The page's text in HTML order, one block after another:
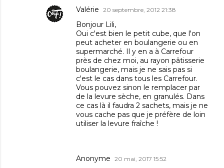
Valérie 20 septembre, 2012 21:38
Bonjour Lili,
Oui c'est bien le petit cube, que l'on
peut acheter en boulangerie ou en
supermarché. Il y en a à Carrefour
près de chez moi, au rayon pâtisserie
boulangerie, mais je ne sais pas si
c'est le cas dans tous les Carrefour.
Vous pouvez sinon le remplacer par
de la levure sèche, en granulés. Dans
ce cas là il faudra 2 sachets, mais je ne
vous cache pas que je préfère de loin
utiliser la levure fraîche !
Anonyme 20 mai, 2017 15:52